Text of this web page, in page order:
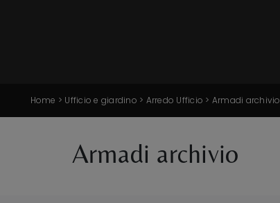
Home > Ufficio e giardino > Arredo Ufficio > Armadi archivio
Armadi archivio